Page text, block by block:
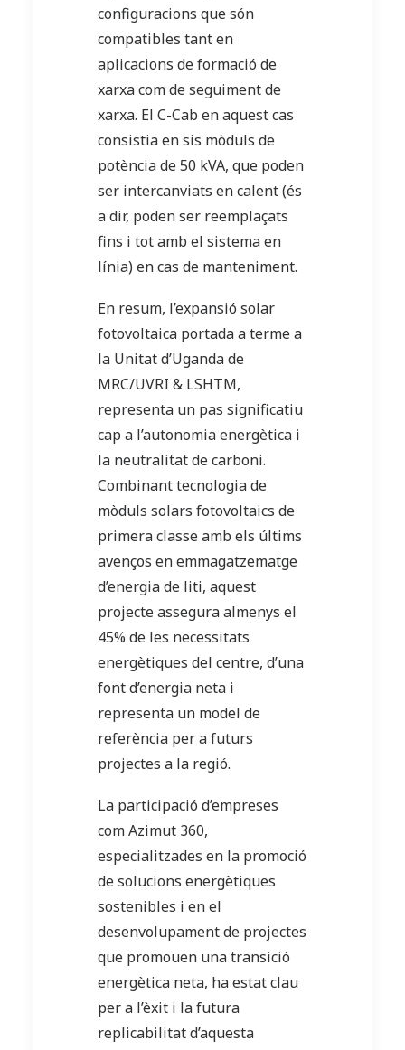
configuracions que són
compatibles tant en
aplicacions de formació de
xarxa com de seguiment de
xarxa. El C-Cab en aquest cas
consistia en sis mòduls de
potència de 50 kVA, que poden
ser intercanviats en calent (és
a dir, poden ser reemplaçats
fins i tot amb el sistema en
línia) en cas de manteniment.
En resum, l’expansió solar
fotovoltaica portada a terme a
la Unitat d’Uganda de
MRC/UVRI & LSHTM,
representa un pas significatiu
cap a l’autonomia energètica i
la neutralitat de carboni.
Combinant tecnologia de
mòduls solars fotovoltaics de
primera classe amb els últims
avenços en emmagatzematge
d’energia de liti, aquest
projecte assegura almenys el
45% de les necessitats
energètiques del centre, d’una
font d’energia neta i
representa un model de
referència per a futurs
projectes a la regió.
La participació d’empreses
com Azimut 360,
especialitzades en la promoció
de solucions energètiques
sostenibles i en el
desenvolupament de projectes
que promouen una transició
energètica neta, ha estat clau
per a l’èxit i la futura
replicabilitat d’aquesta